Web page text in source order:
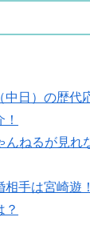
中日）の歴代
んねるが見れ
相手は宮崎遊
？